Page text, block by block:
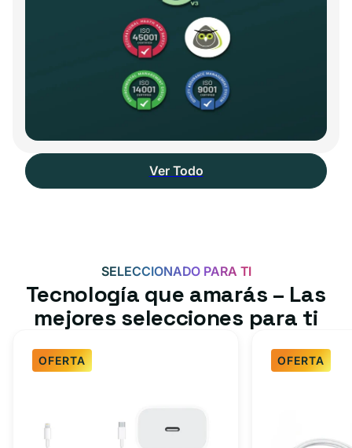
Ver Todo
SELECCIONADO PARA TI
Tecnología que amarás – Las
mejores selecciones para ti
OFERTA OFERTA